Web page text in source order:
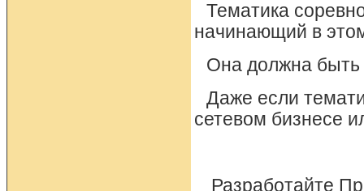
Тематика
начинающий в
Она должна быть
Даже если
сетевом бизнесе
Разработайте